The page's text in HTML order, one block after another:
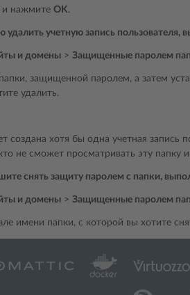
и нажмите OK.
удалить учетную запись
и домены > Защищенные паролем
защищенной паролем, а затем
удалить.
создана хотя бы одна учетная запись
не сможет просматривать эту папку
снять защиту паролем с папки,
и домены > Защищенные паролем
имени папки, с которой вы хотите